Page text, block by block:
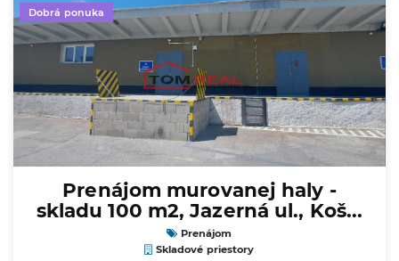
Dobrá ponuka
Prenájom murovanej haly -
skladu 100 m2, Jazerná ul., Koš...
Prenájom
Skladové priestory